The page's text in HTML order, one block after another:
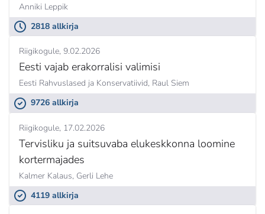
Anniki Leppik
2818 allkirja
Riigikogule 9.02.2026
Eesti vajab erakorralisi valimisi
Eesti Rahvuslased ja Konservatiivid, Raul Siem
9726 allkirja
Riigikogule 17.02.2026
Tervisliku ja suitsuvaba elukeskkonna loomine
kortermajades
Kalmer Kalaus, Gerli Lehe
4119 allkirja